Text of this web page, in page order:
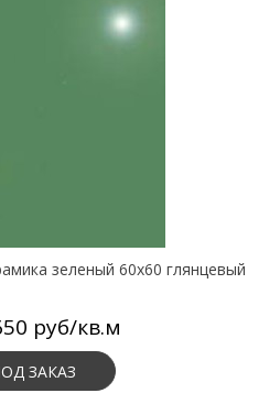
зеленый 60х60 глянцевый
руб/кв.м
ЗАКАЗ